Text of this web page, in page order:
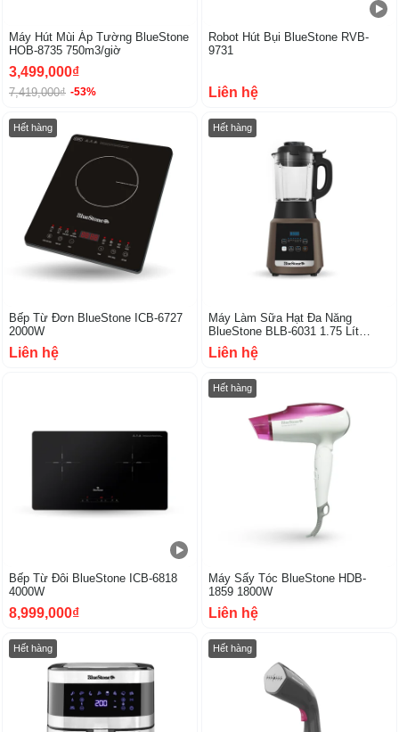
Máy Hút Mùi Áp Tường BlueStone
HOB-8735 750m3/giờ
3,499,000₫
7,419,000₫ -53%
Robot Hút Bụi BlueStone RVB-
9731
Liên hệ
Hết hàng
Bếp Từ Đơn BlueStone ICB-6727
2000W
Liên hệ
Hết hàng
Máy Làm Sữa Hạt Đa Năng
BlueStone BLB-6031 1.75 Lít
800W
Liên hệ
Bếp Từ Đôi BlueStone ICB-6818
4000W
8,999,000₫
Hết hàng
Máy Sấy Tóc BlueStone HDB-
1859 1800W
Liên hệ
Hết hàng Hết hàng